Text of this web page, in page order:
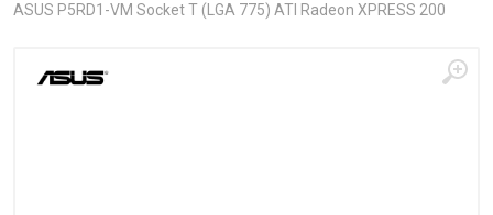
ASUS P5RD1-VM Socket T (LGA 775) ATI Radeon XPRESS 200